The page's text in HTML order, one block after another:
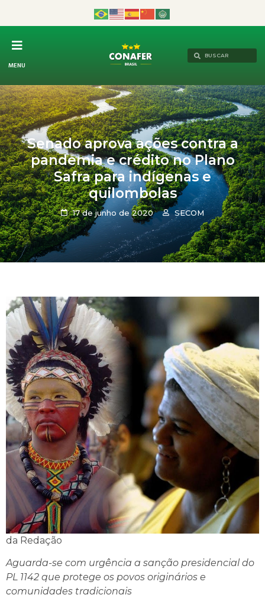
MENU
Senado aprova ações contra a
pandemia e crédito no Plano
Safra para indígenas e
quilombolas
17 de junho de 2020 SECOM
da Redação
Aguarda-se com urgência a sanção presidencial do
PL 1142 que protege os povos originários e
comunidades tradicionais